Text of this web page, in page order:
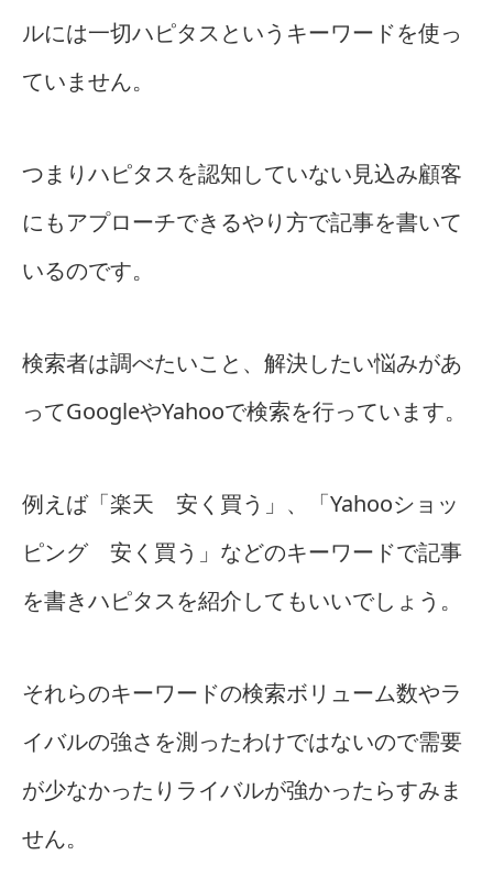
ルには一切ハピタスというキーワードを使っ
ていません。
つまりハピタスを認知していない見込み顧客
にもアプローチできるやり方で記事を書いて
いるのです。
検索者は調べたいこと、解決したい悩みがあ
ってGoogleやYahooで検索を行っています。
例えば「楽天 安く買う」、「Yahooショッ
ピング 安く買う」などのキーワードで記事
を書きハピタスを紹介してもいいでしょう。
それらのキーワードの検索ボリューム数やラ
イバルの強さを測ったわけではないので需要
が少なかったりライバルが強かったらすみま
せん。